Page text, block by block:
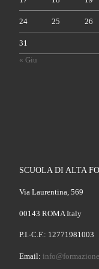
24 25 26
31
« Giu
SCUOLA DI ALTA
Via Laurentina, 569
00143 ROMA Italy
P.I.-C.F.: 12771981003
Email: